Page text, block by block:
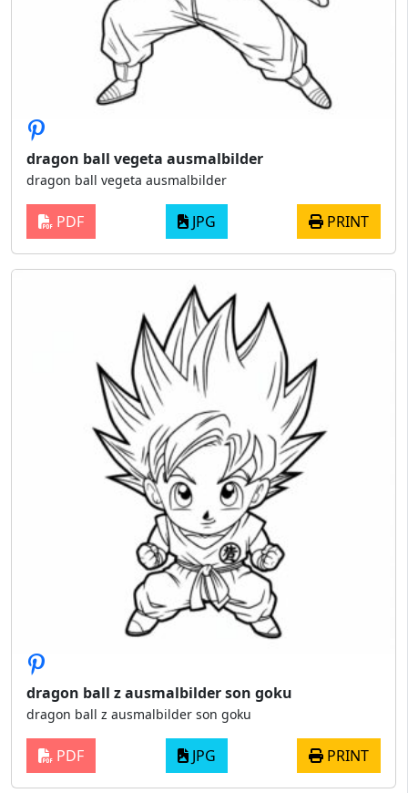
dragon ball vegeta ausmalbilder
dragon ball vegeta ausmalbilder
PDF JPG PRINT
dragon ball z ausmalbilder son goku
dragon ball z ausmalbilder son goku
PDF JPG PRINT